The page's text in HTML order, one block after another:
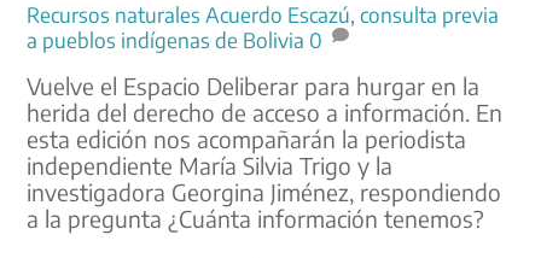
Recursos naturales Acuerdo Escazú,consulta previa
a pueblos indígenas de Bolivia 0
Vuelve el Espacio Deliberar para hurgar en la
herida del derecho de acceso a información. En
esta edición nos acompañarán la periodista
independiente María Silvia Trigo y la
investigadora Georgina Jiménez, respondiendo
a la pregunta ¿Cuánta información tenemos?